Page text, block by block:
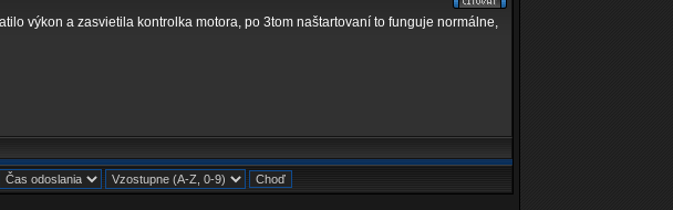
výkon a zasvietila kontrolka motora, po 3tom naštartovaní to funguje normálne,